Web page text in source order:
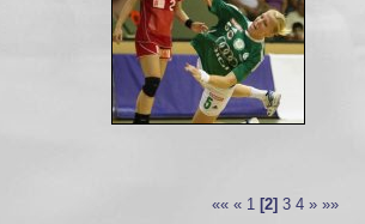
«« « 1[2] 3 4 » »»